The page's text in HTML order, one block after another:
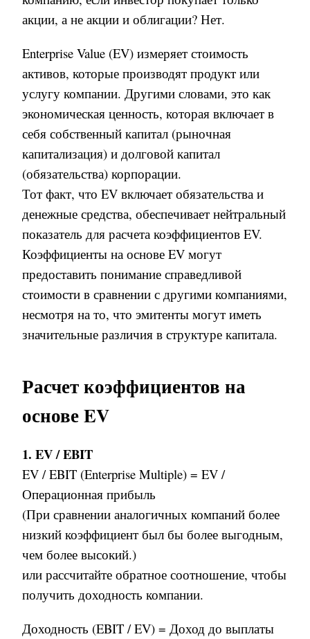
акции, а не акции и облигации? Нет.
Enterprise Value (EV) измеряет стоимость
активов, которые производят продукт или
услугу компании. Другими словами, это как
экономическая ценность, которая включает в
себя собственный капитал (рыночная
капитализация) и долговой капитал
(обязательства) корпорации.
Тот факт, что EV включает обязательства и
денежные средства, обеспечивает нейтральный
показатель для расчета коэффициентов EV.
Коэффициенты на основе EV могут
предоставить понимание справедливой
стоимости в сравнении с другими компаниями,
несмотря на то, что эмитенты могут иметь
значительные различия в структуре капитала.
Расчет коэффициентов на
основеEV
1. EV / EBIT
EV / EBIT (Enterprise Multiple) = EV /
Операционная прибыль
(При сравнении аналогичных компаний более
низкий коэффициент был бы более выгодным,
чем более высокий.)
или рассчитайте обратное соотношение, чтобы
получить доходность компании.
Доходность (EBIT / EV) = Доход до выплаты